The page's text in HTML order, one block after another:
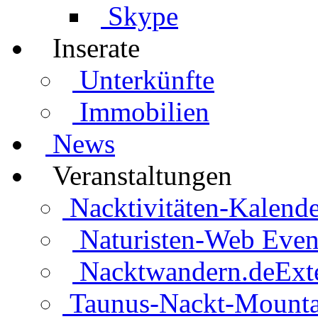
Skype
Inserate
Unterkünfte
Immobilien
News
Veranstaltungen
Nacktivitäten-
Naturisten-Web
Nacktwandern.de
Taunus-Nackt-